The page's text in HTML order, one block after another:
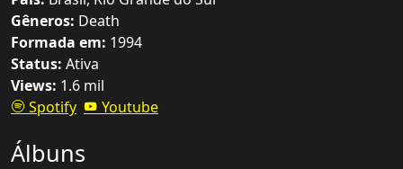
Gêneros: Death
Formada em: 1994
Status: Ativa
Views: 1.6 mil
Spotify
Youtube
Álbuns